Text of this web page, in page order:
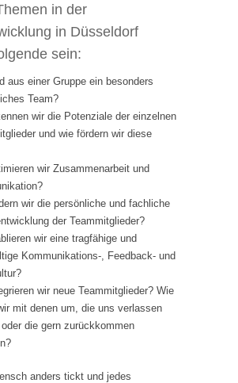
in der
in Düsseldorf
sein:
aus einer Gruppe ein besonders
Team?
wir die Potenziale der einzelnen
und wie fördern wir diese
wir Zusammenarbeit und
wir die persönliche und fachliche
der Teammitglieder?
wir eine tragfähige und
Kommunikations-, Feedback- und
wir neue Teammitglieder? Wie
mit denen um, die uns verlassen
die gern zurückkommen
anders tickt und jedes